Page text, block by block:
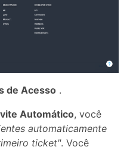
de Acesso .
Automático, você
automaticamente
ticket". Você